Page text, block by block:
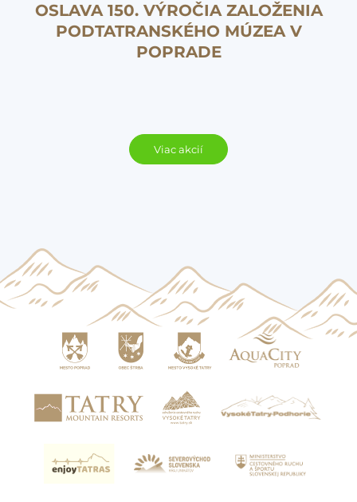
OSLAVA 150. VÝROČIA ZALOŽENIA
PODTATRANSKÉHO MÚZEA V
POPRADE
Viac akcií